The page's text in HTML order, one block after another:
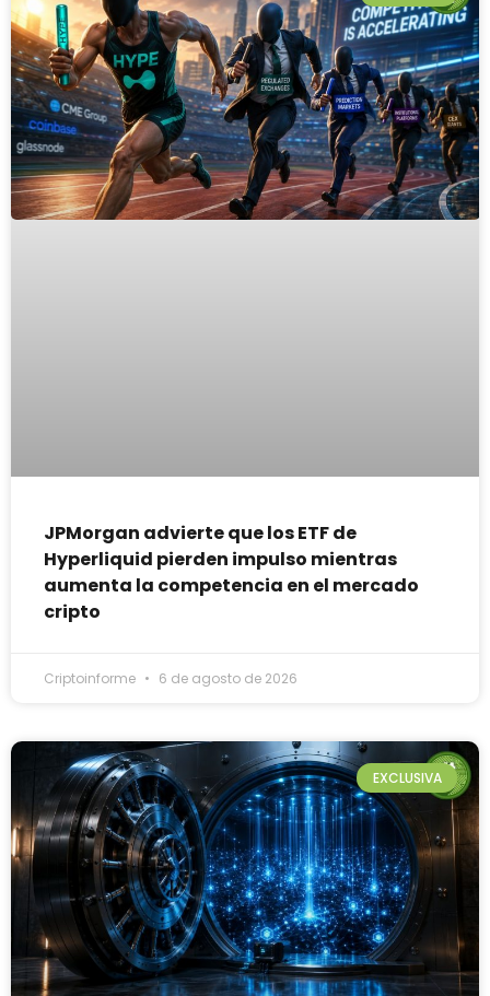
JPMorgan advierte que los ETF de
Hyperliquid pierden impulso mientras
aumenta la competencia en el mercado
cripto
Criptoinforme 6 de agosto de 2026
EXCLUSIVA